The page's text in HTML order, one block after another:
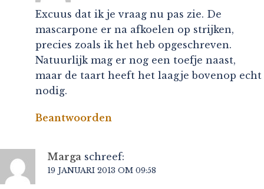
Excuus dat ik je vraag nu pas zie. De
mascarpone er na afkoelen op strijken,
precies zoals ik het heb opgeschreven.
Natuurlijk mag er nog een toefje naast,
maar de taart heeft het laagje bovenop echt
nodig.
Beantwoorden
Marga schreef:
19 JANUARI 2013 OM 09:58